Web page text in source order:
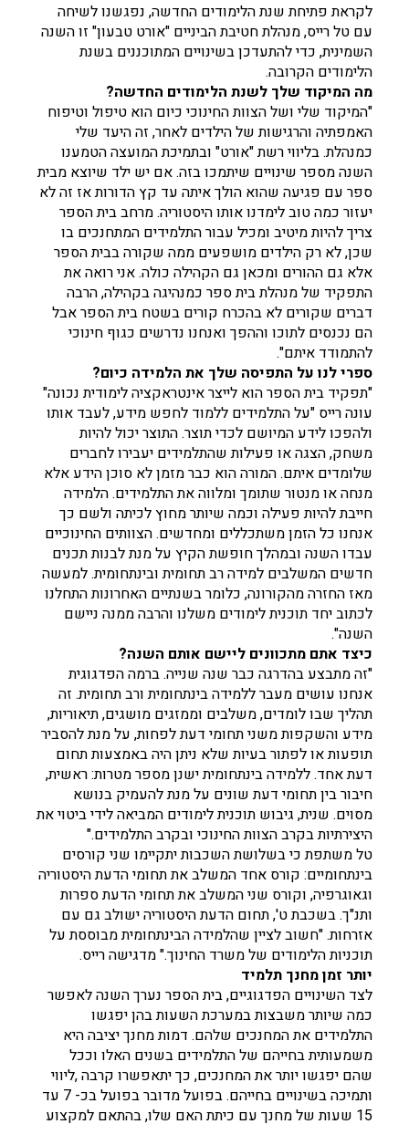
לקראת פתיחת שנת הלימודים החדשה, נפגשנו לשיחה
עם טל רייס, מנהלת חטיבת הביניים "אורט טבעון" זו השנה
השמינית, כדי להתעדכן בשינויים המתוכננים בשנת
הלימודים הקרובה.
מה המיקוד שלך לשנת הלימודים החדשה?
"המיקוד שלי ושל הצוות החינוכי כיום הוא טיפול וטיפוח
האמפתיה והרגישות של הילדים לאחר, זה היעד שלי
כמנהלת. בליווי רשת "אורט" ובתמיכת המועצה הטמענו
השנה מספר שינויים שיתמכו בזה. אם יש ילד שיוצא מבית
ספר עם פגיעה שהוא הולך איתה עד קץ הדורות אז זה לא
יעזור כמה טוב לימדנו אותו היסטוריה. מרחב בית הספר
צריך להיות מיטיב ומכיל עבור התלמידים המתחנכים בו
שכן, לא רק הילדים מושפעים ממה שקורה בבית הספר
אלא גם ההורים ומכאן גם הקהילה כולה. אני רואה את
התפקיד של מנהלת בית ספר כמנהיגה בקהילה, הרבה
דברים שקורים לא בהכרח קורים בשטח בית הספר אבל
הם נכנסים לתוכו וההפך ואנחנו נדרשים כגוף חינוכי
להתמודד איתם".
ספרי לנו על התפיסה שלך את הלמידה כיום?
"תפקיד בית הספר הוא לייצר אינטראקציה לימודית נכונה"
עונה רייס "על התלמידים ללמוד לחפש מידע, לעבד אותו
ולהפכו לידע המיושם לכדי תוצר. התוצר יכול להיות
משחק, הצגה או פעילות שהתלמידים יעבירו לחברים
שלומדים איתם. המורה הוא כבר מזמן לא סוכן הידע אלא
מנחה או מנטור שתומך ומלווה את התלמידים. הלמידה
חייבת להיות פעילה וכמה שיותר מחוץ לכיתה ולשם כך
אנחנו כל הזמן משתכללים ומחדשים. הצוותים החינוכיים
עבדו השנה ובמהלך חופשת הקיץ על מנת לבנות תכנים
חדשים המשלבים למידה רב תחומית ובינתחומית. למעשה
מאז החזרה מהקורונה, כלומר בשנתיים האחרונות התחלנו
לכתוב יחד תוכנית לימודים משלנו והרבה ממנה ניישם
השנה".
כיצד אתם מתכוונים ליישם אותם השנה?
"זה מתבצע בהדרגה כבר שנה שנייה. ברמה הפדגוגית
אנחנו עושים מעבר ללמידה בינתחומית ורב תחומית. זה
תהליך שבו לומדים, משלבים וממזגים מושגים, תיאוריות,
מידע והשקפות משני תחומי דעת לפחות, על מנת להסביר
תופעות או לפתור בעיות שלא ניתן היה באמצעות תחום
דעת אחד. ללמידה בינתחומית ישנן מספר מטרות: ראשית,
חיבור בין תחומי דעת שונים על מנת להעמיק בנושא
מסוים. שנית, גיבוש תוכנית לימודים המביאה לידי ביטוי את
היצירתיות בקרב הצוות החינוכי ובקרב התלמידים."
טל משתפת כי בשלושת השכבות יתקיימו שני קורסים
בינתחומיים: קורס אחד המשלב את תחומי הדעת היסטוריה
וגאוגרפיה, וקורס שני המשלב את תחומי הדעת ספרות
ותנ"ך. בשכבת ט', תחום הדעת היסטוריה ישולב גם עם
אזרחות. "חשוב לציין שהלמידה הבינתחומית מבוססת על
תוכניות הלימודים של משרד החינוך." מדגישה רייס.
יותר זמן מחנך תלמיד
לצד השינויים הפדגוגיים, בית הספר נערך השנה לאפשר
כמה שיותר משבצות במערכת השעות בהן יפגשו
התלמידים את המחנכים שלהם. דמות מחנך יציבה היא
משמעותית בחייהם של התלמידים בשנים האלו וככל
שהם יפגשו יותר את המחנכים, כך יתאפשרו קרבה ,ליווי
ותמיכה בשינויים בחייהם. בפועל מדובר בפועל בכ- 7 עד
15 שעות של מחנך עם כיתת האם שלו, בהתאם למקצוע